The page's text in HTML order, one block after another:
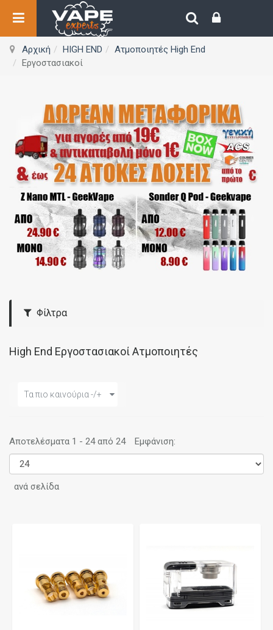
Αρχική HIGH END
Ατμοποιητές High End
Εργοστασιακοί
Φίλτρα
High End Εργοστασιακοί Ατμοποιητές
Τα πιο καινούρια -/+
Αποτελέσματα 1 - 24 από 24 Εμφάνιση:
ανά σελίδα